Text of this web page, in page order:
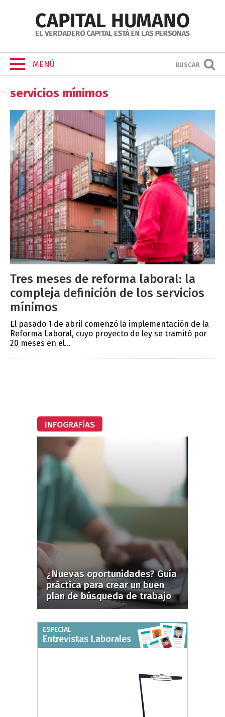
MENÚ BUSCAR
servicios mínimos
Tres meses de reforma laboral: la
compleja definición de los servicios
mínimos
El pasado 1 de abril comenzó la implementación de la
Reforma Laboral, cuyo proyecto de ley se tramitó por
20 meses en el...
INFOGRAFÍAS
¿Nuevas oportunidades? Guía
práctica para crear un buen
plan de búsqueda de trabajo
ESPECIAL
Entrevistas Laborales